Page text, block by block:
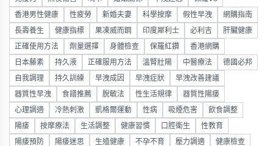
香港男性健康 性疲勞 新婚夫妻 科學按摩 假性早洩 網購指南
長壽養生 健康指標 果凍威而鋼 印度犀利士 必利吉 肝臟健康
正確使用方法 劑量選擇 身體檢查 保羅紅鑽 香港網購
日本藤素 持久液 正確服用方法 溫腎壯陽 中醫療法 德國必邦
自我調理 持久訓練 早洩成因 早洩症狀 早洩改善建議
器質性早洩 食譜推薦 脫敏法 性生活規律 器質性陽痿
心理調適 冷熱刺激 凱格爾運動 性病 吸煙危害 飲食調整
陽痿 按摩療法 生活調整 健康習慣 口腔衛生 性教育
陽痿預防 陽痿迷思 生殖健康 不孕不育 壓力調適 健康檢查